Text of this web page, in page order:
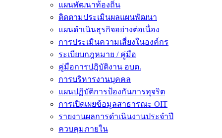
แผนพัฒนาท้องถิ่น
ติดตามประเมินผลแผนพัฒนา
แผนดำเนินธุรกิจอย่างต่อเนื่อง
การประเมินความเสี่ยงในองค์กร
ระเบียบกฎหมาย / คู่มือ
คู่มือการปฎิบัติงาน อบต.
การบริหารงานบุคคล
แผนปฏิบัติการป้องกันการทุจริต
การเปิดเผยข้อมูลสาธารณะ OIT
รายงานผลการดำเนินงานประจำปี
ควบคุมภายใน